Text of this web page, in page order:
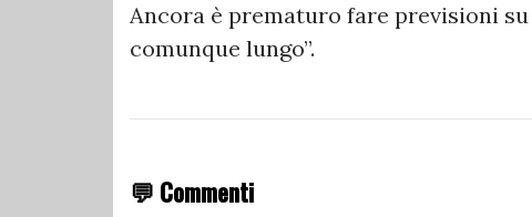
Ancora è prematuro fare previsioni
comunque lungo”.
💬 Commenti